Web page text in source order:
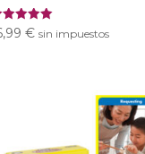
€ sin impuestos